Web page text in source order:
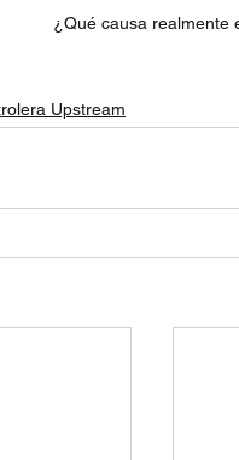
¿Qué causa realmente
Upstream